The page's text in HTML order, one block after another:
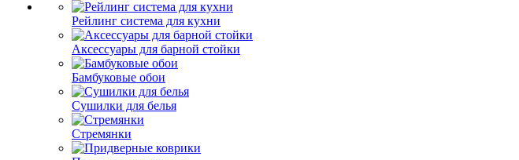
Рейлинг система для кухни
Аксессуары для барной стойки
Бамбуковые обои
Сушилки для белья
Стремянки